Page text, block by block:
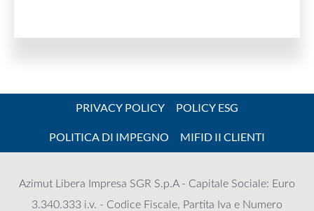
PRIVACY POLICY POLICY ESG
POLITICA DI IMPEGNO MIFID II CLIENTI
Azimut Libera Impresa SGR S.p.A - Capitale Sociale: Euro
3.340.333 i.v. - Codice Fiscale, Partita Iva e Numero